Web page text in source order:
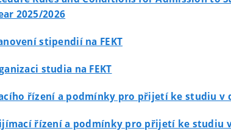
2025/2026
stipendií na FEKT
studia na FEKT
řízení a podmínky pro přijetí ke studiu
řízení a podmínky pro přijetí ke studiu